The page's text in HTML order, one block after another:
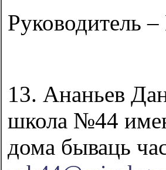
Руководитель
13. Ананьев
школа №44
дома бываць